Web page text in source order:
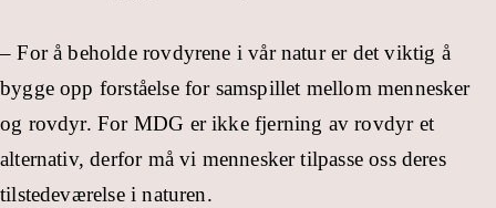
– For å beholde rovdyrene i vår natur er det viktig å
bygge opp forståelse for samspillet mellom mennesker
og rovdyr. For MDG er ikke fjerning av rovdyr et
alternativ, derfor må vi mennesker tilpasse oss deres
tilstedeværelse i naturen.